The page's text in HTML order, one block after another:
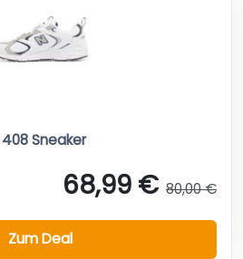
Sneaker
68,99 € 80,00 €
Zum Deal